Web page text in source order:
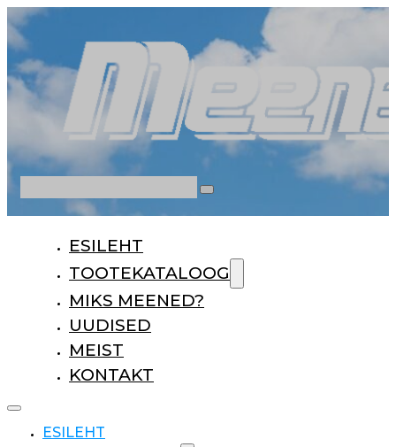
ESILEHT
TOOTEKATALOOG
MIKS MEENED?
UUDISED
MEIST
KONTAKT
ESILEHT